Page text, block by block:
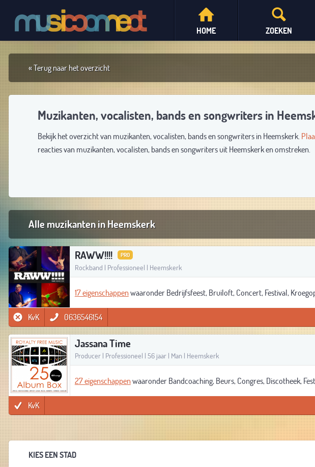
ZOEKEN
HOME
« Terug naar het overzicht
Muzikanten, vocalisten, bands en songwriters in
Bekijk het overzicht van muzikanten, vocalisten, bands en songwriters in Heemskerk.
reacties van muzikanten, vocalisten, bands en songwriters uit Heemskerk en omstreken.
Alle muzikanten in Heemskerk
RAWW!!!! PRO
Rockband | Professioneel | Heemskerk
17 eigenschappenwaaronder Bedrijfsfeest, Bruiloft, Concert, Festival,
KvK 0636546154
Jassana Time
Producer | Professioneel | 56 jaar | Man | Heemskerk
27 eigenschappenwaaronder Bandcoaching, Beurs, Congres, Discotheek,
KvK
KIES EEN STAD